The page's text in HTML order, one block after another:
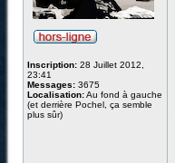
Inscription: 28 Juillet 2012,
23:41
Messages: 3675
Localisation:Au fond à gauche
(et derrière Pochel, ça semble
plus sûr)